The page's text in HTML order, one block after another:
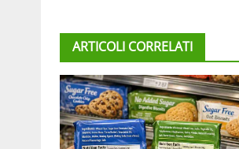
ARTICOLI CORRELATI